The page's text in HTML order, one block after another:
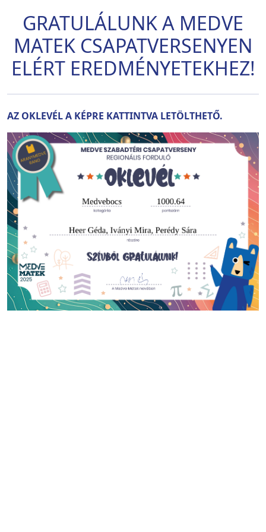
GRATULÁLUNK A MEDVE
MATEK CSAPATVERSENYEN
ELÉRT EREDMÉNYETEKHEZ!
AZ OKLEVÉL A KÉPRE KATTINTVA LETÖLTHETŐ.